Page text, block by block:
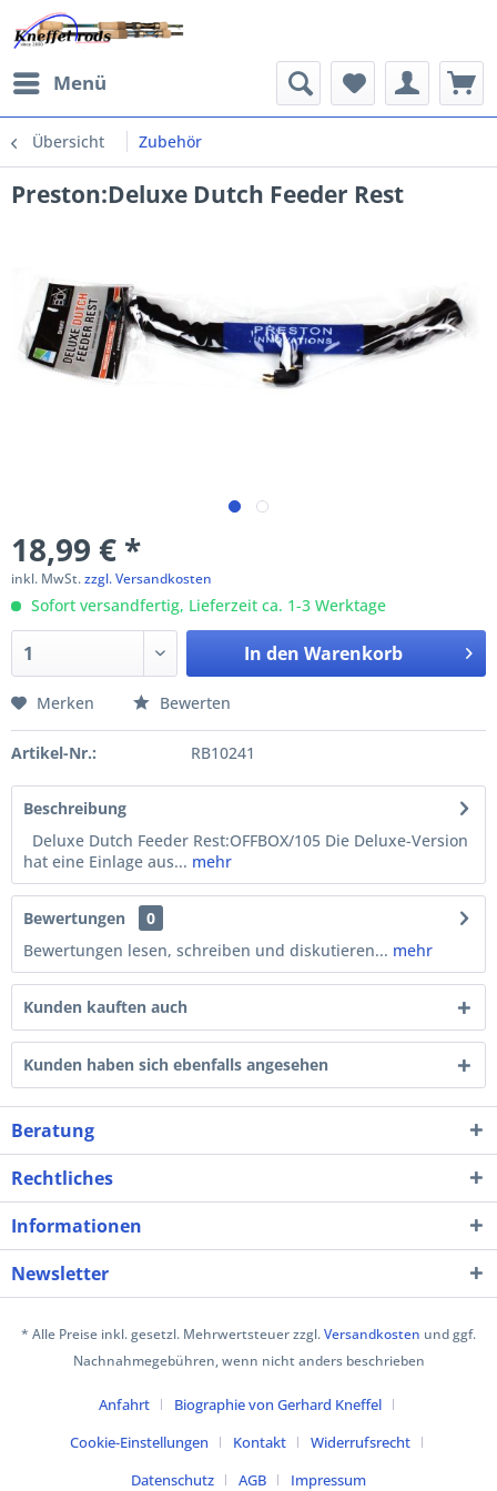
Menü
Übersicht Zubehör
Preston:Deluxe Dutch Feeder Rest
18,99 € *
inkl. MwSt.zzgl. Versandkosten
Sofort versandfertig, Lieferzeit ca. 1-3 Werktage
In den Warenkorb
Merken Bewerten
Artikel-Nr.: RB10241
Beschreibung
Deluxe Dutch Feeder Rest:OFFBOX/105 Die Deluxe-Version
hat eine Einlage aus... mehr
Bewertungen
0
Bewertungen lesen, schreiben und diskutieren... mehr
Kunden kauften auch
Kunden haben sich ebenfalls angesehen
Beratung
Rechtliches
Informationen
Newsletter
* Alle Preise inkl. gesetzl. Mehrwertsteuer zzgl.Versandkosten und ggf.
Nachnahmegebühren, wenn nicht anders beschrieben
Anfahrt
Biographie von Gerhard Kneffel
Cookie-Einstellungen
Kontakt
Widerrufsrecht
Datenschutz
AGB Impressum